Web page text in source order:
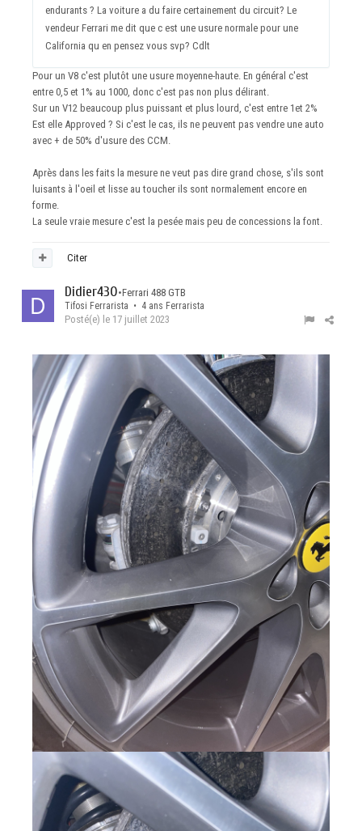
endurants ? La voiture a du faire certainement du circuit? Le
vendeur Ferrari me dit que c est une usure normale pour une
California qu en pensez vous svp? Cdlt
Pour un V8 c'est plutôt une usure moyenne-haute. En général c'est
entre 0,5 et 1% au 1000, donc c'est pas non plus délirant.
Sur un V12 beaucoup plus puissant et plus lourd, c'est entre 1et 2%
Est elle Approved ? Si c'est le cas, ils ne peuvent pas vendre une auto
avec + de 50% d'usure des CCM.
Après dans les faits la mesure ne veut pas dire grand chose, s'ils sont
luisants à l'oeil et lisse au toucher ils sont normalement encore en
forme.
La seule vraie mesure c'est la pesée mais peu de concessions la font.
Citer
Didier430•Ferrari 488 GTB
Tifosi Ferrarista • 4 ans Ferrarista
Posté(e) le 17 juillet 2023